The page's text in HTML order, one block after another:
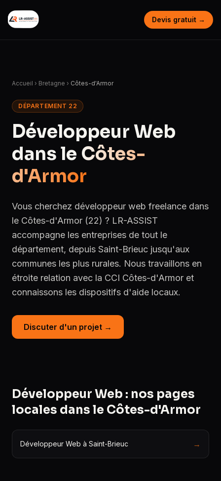
Devis gratuit →
Accueil › Bretagne › Côtes-d'Armor
DÉPARTEMENT 22
Développeur Web
dans le Côtes-
d'Armor
Vous cherchez développeur web freelance dans
le Côtes-d'Armor (22) ? LR-ASSIST
accompagne les entreprises de tout le
département, depuis Saint-Brieuc jusqu'aux
communes les plus rurales. Nous travaillons en
étroite relation avec la CCI Côtes-d'Armor et
connaissons les dispositifs d'aide locaux.
Discuter d'un projet →
Développeur Web : nos pages
locales dans le Côtes-d'Armor
Développeur Web à Saint-Brieuc →